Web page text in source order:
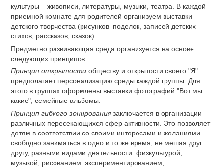
культуры – живописи, литературы, музыки, театра. В каждой
приемной комнате для родителей организуем выставки
детского творчества (рисунков, поделок, записей детских
стихов, рассказов, сказок).
Предметно развивающая среда организуется на основе
следующих принципов:
Принцип открытости обществу и открытости своего "Я"
предполагает персонализацию среды каждой группы. Для
этого в группах оформлены выставки фотографий "Вот мы
какие", семейные альбомы.
Принцип гибкого зонирования заключается в организации
различных пересекающихся сфер активности. Это позволяет
детям в соответствии со своими интересами и желаниями
свободно заниматься в одно и то же время, не мешая друг
другу, разными видами деятельности: физкультурой,
музыкой, рисованием, экспериментированием,